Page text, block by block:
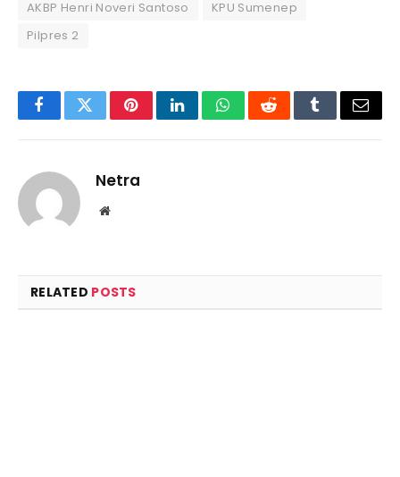
AKBP Henri Noveri Santoso
KPU Sumenep
Pilpres 2
FacebookTwitterPinterestLinkedInWhatsAppRedditTumblrEmail
Netra
Website
RELATED POSTS